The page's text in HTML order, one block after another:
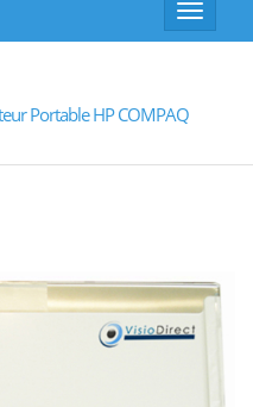
Toggle
Portable HP COMPAQ